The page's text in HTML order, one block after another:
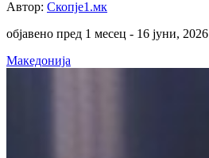
Автор: Скопје1.мк
објавено пред 1 месец - 16 јуни, 2026
Македонија